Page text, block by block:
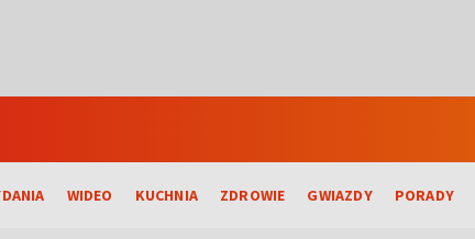
WIDEO KUCHNIA ZDROWIE GWIAZDY PORADY